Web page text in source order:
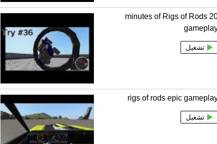
20 minutes of Rigs of Rods
تشغيل
rigs of rods epic
تشغيل